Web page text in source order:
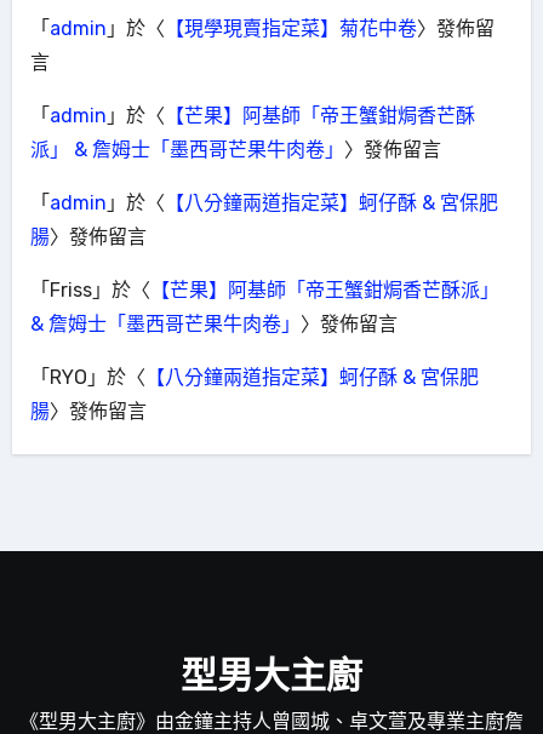
「admin 」於〈 【現學現賣指定菜】菊花中卷〉發佈留
言
「admin 」於〈 【芒果】阿基師「帝王蟹鉗焗香芒酥
派」 & 詹姆士「墨西哥芒果牛肉卷」 〉發佈留言
「admin 」於〈 【八分鐘兩道指定菜】蚵仔酥 & 宮保肥
腸〉發佈留言
「Friss」於〈 【芒果】阿基師「帝王蟹鉗焗香芒酥派」
& 詹姆士「墨西哥芒果牛肉卷」 〉發佈留言
「RYO 」於〈 【八分鐘兩道指定菜】蚵仔酥 & 宮保肥
腸〉發佈留言
型男大主廚
《型男大主廚》由金鐘主持人曾國城、卓文萱及專業主廚詹